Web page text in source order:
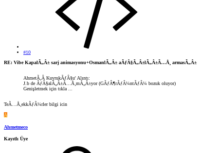
#10
RE: Vibe KapalÃ„Â± sarj animasyonu+OsmanlÃ„Â± aÃƒÂ§Ã„Â±lÃ„Â±Ã…Å¸ armasÃ„Â±
AhmetÃ‚Â KuyrukÃƒÂ§u' Alıntı:
J.b de ÃƒÂ§alÃ„Â±Ã…Å¸mÃ„Â±yor (GÃƒÂ¶rÃƒÂ¼ntÃƒÂ¼ bozuk oluyor)
Genişletmek için tıkla ...
TeÃ…Å¸ekkÃƒÂ¼rler bilgi icin
A
Ahmetmeco
Kayıtlı Üye